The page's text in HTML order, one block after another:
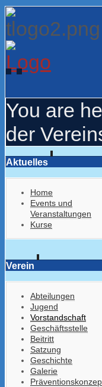
You are
der
Aktuelles
Home
Events und
Veranstaltungen
Kurse
Verein
Abteilungen
Jugend
Vorstandschaft
Geschäftsstelle
Beitritt
Satzung
Geschichte
Galerie